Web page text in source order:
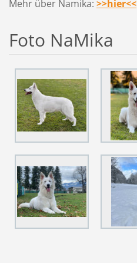
Mehr über Namika: >>hier<<
Foto NaMika